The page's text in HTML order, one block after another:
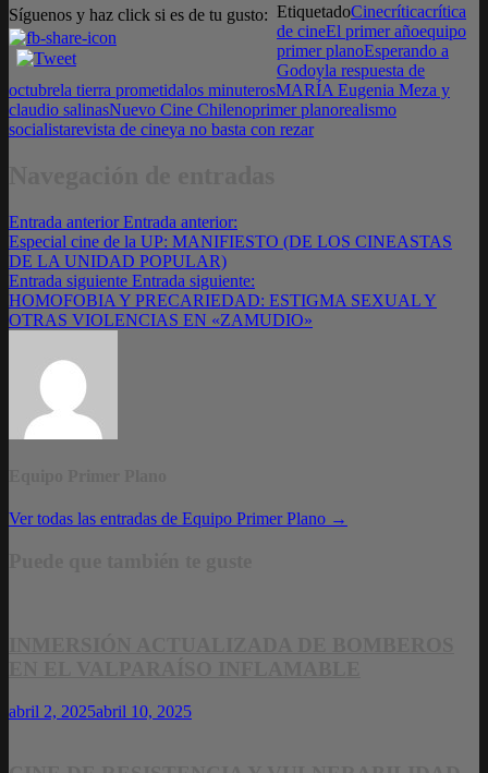
Síguenos y haz click si es de tu gusto: EtiquetadoCinecríticacrítica
de cineEl primer añoequipo
primer planoEsperando a
Godoyla respuesta de
octubrela tierra prometidalos minuterosMARÍA Eugenia Meza y
claudio salinasNuevo Cine Chilenoprimer planorealismo
socialistarevista de cineya no basta con rezar
Entrada anterior Entrada anterior:
Especial cine de la UP: MANIFIESTO (DE LOS CINEASTAS
DE LA UNIDAD POPULAR)
Entrada siguiente Entrada siguiente:
HOMOFOBIA Y PRECARIEDAD: ESTIGMA SEXUAL Y
OTRAS VIOLENCIAS EN «ZAMUDIO»
Ver todas las entradas de Equipo Primer Plano →
abril 2, 2025abril 10, 2025